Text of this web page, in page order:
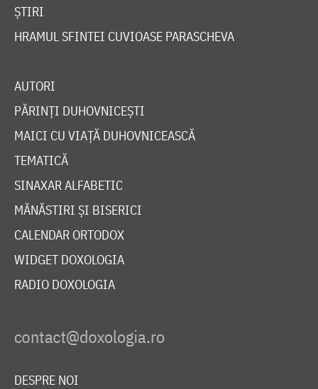
ȘTIRI
HRAMUL SFINTEI CUVIOASE PARASCHEVA
AUTORI
PĂRINȚI DUHOVNICEȘTI
MAICI CU VIAȚĂ DUHOVNICEASCĂ
TEMATICĂ
SINAXAR ALFABETIC
MĂNĂSTIRI ȘI BISERICI
CALENDAR ORTODOX
WIDGET DOXOLOGIA
RADIO DOXOLOGIA
DESPRE NOI